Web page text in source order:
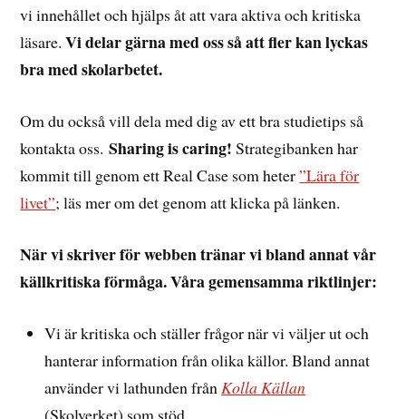
vi innehållet och hjälps åt att vara aktiva och kritiska
läsare.Vi delar gärna med oss så att fler kan lyckas
bra med skolarbetet.
Om du också vill dela med dig av ett bra studietips så
kontakta oss.Sharing is caring! Strategibanken har
kommit till genom ett Real Case som heter”Lära för
livet”; läs mer om det genom att klicka på länken.
När vi skriver för webben tränar vi bland annat vår
källkritiska förmåga. Våra gemensamma riktlinjer:
Vi är kritiska och ställer frågor när vi väljer ut och
hanterar information från olika källor. Bland annat
använder vi lathunden från Kolla Källan
(Skolverket) som stöd.